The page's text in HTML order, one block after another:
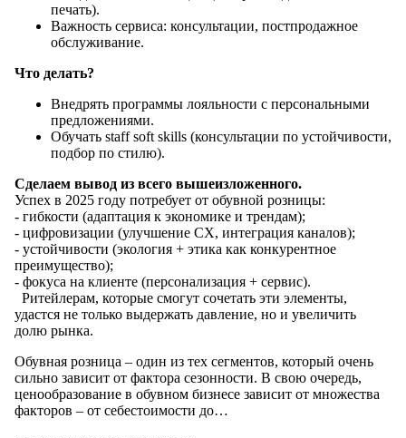
печать).
Важность сервиса: консультации, постпродажное
обслуживание.
Что делать?
Внедрять программы лояльности с персональными
предложениями.
Обучать staff soft skills (консультации по устойчивости,
подбор по стилю).
Сделаем вывод из всего вышеизложенного.
Успех в 2025 году потребует от обувной розницы:
- гибкости (адаптация к экономике и трендам);
- цифровизации (улучшение CX, интеграция каналов);
- устойчивости (экология + этика как конкурентное
преимущество);
- фокуса на клиенте (персонализация + сервис).
Ритейлерам, которые смогут сочетать эти элементы,
удастся не только выдержать давление, но и увеличить
долю рынка.
Обувная розница – один из тех сегментов, который очень
сильно зависит от фактора сезонности. В свою очередь,
ценообразование в обувном бизнесе зависит от множества
факторов – от себестоимости до…